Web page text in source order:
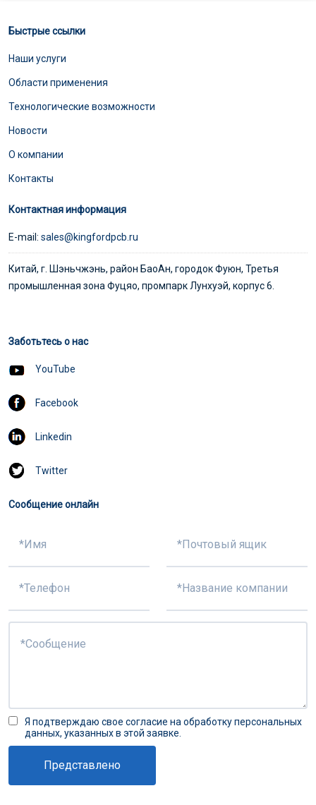
Быстрые ссылки
Наши услуги
Области применения
Технологические возможности
Новости
О компании
Контакты
Контактная информация
E-mail: sales@kingfordpcb.ru
Китай, г. Шэньчжэнь, район БаоАн, городок Фуюн, Третья
промышленная зона Фуцяо, промпарк Лунхуэй, корпус 6.
Заботьтесь о нас
YouTube
Facebook
Linkedin
Twitter
Сообщение онлайн
Я подтверждаю свое согласие на обработку персональных
данных, указанных в этой заявке.
Представлено